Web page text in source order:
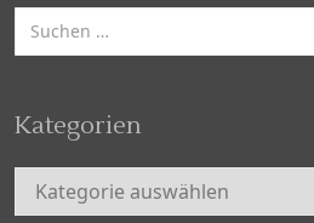
Suchen
nach:
Kategorien
Kategorien